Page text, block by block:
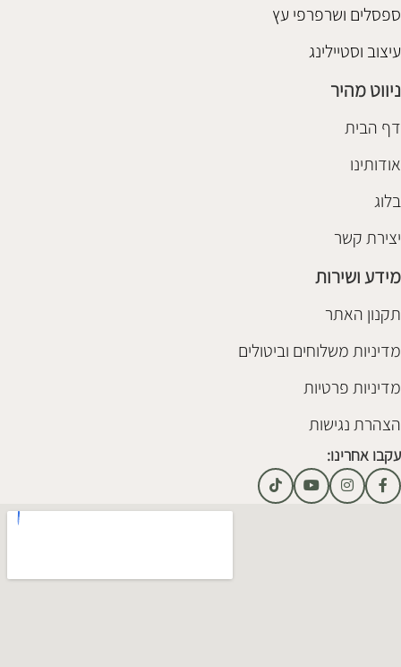
ספסלים ושרפרפי עץ
עיצוב וסטיילינג
ניווט מהיר
דף הבית
אודותינו
בלוג
יצירת קשר
מידע ושירות
תקנון האתר
מדיניות משלוחים וביטולים
מדיניות פרטיות
הצהרת נגישות
עקבו אחרינו: